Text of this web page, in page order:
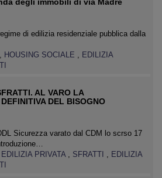
di edilizia residenziale pubblica dalla
, HOUSING SOCIALE , EDILIZIA
AL VARO LA
DEL BISOGNO
Sicurezza varato dal CDM lo scrso 17
EDILIZIA PRIVATA , SFRATTI , EDILIZIA